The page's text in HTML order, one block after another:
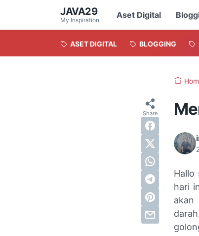
JAVA29
My Inspiration
Aset Digital
ASET DIGITAL BLOGGING
Hallo
hari
akan